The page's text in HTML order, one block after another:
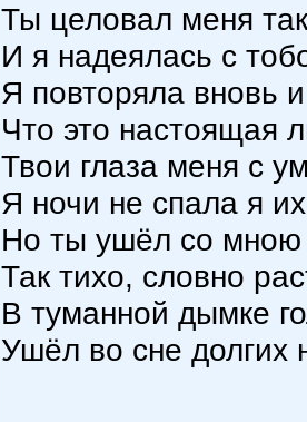
Ты целовал меня
И я надеялась с
Я повторяла вновь
Что это настоящая
Твои глаза меня с
Я ночи не спала я
Но ты ушёл со мною
Так тихо, словно
В туманной дымке
Ушёл во сне